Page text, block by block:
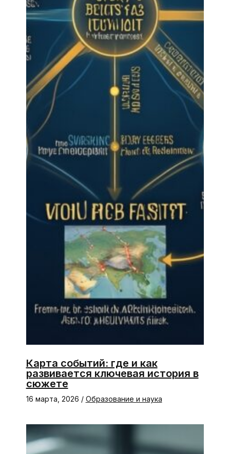
Карта событий: где и как
развивается ключевая история в
сюжете
16 марта, 2026 / Образование и наука